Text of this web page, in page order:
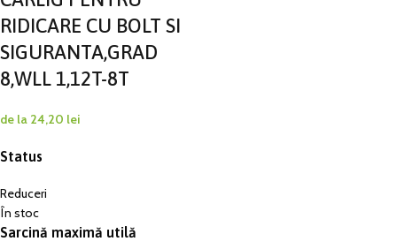
Status
Reduceri
În stoc
Sarcină maximă utilă
RIDICARE CU BOLT SI
SIGURANTA,GRAD
8,WLL 1,12T-8T
de la 24,20 lei